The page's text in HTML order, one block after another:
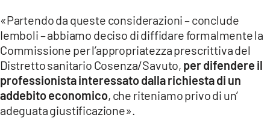
«Partendo da queste considerazioni – conclude
Iemboli – abbiamo deciso di diffidare formalmente la
Commissione per l’appropriatezza prescrittiva del
Distretto sanitario Cosenza/Savuto, per difendere il
professionista interessato dalla richiesta di un
addebito economico, che riteniamo privo di un’
adeguata giustificazione».